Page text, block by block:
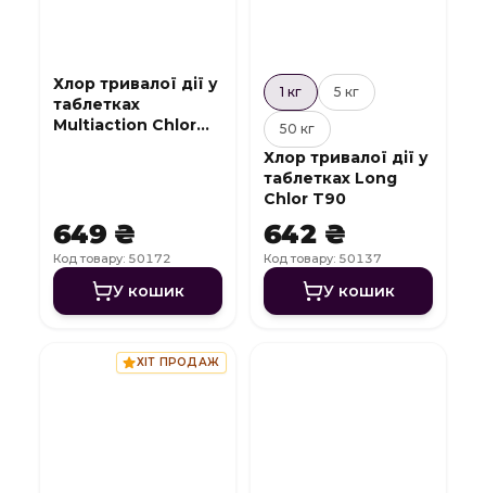
Хлор тривалої дії у
таблетках
Multiaction Chlor
649 ₴
Код товару: 50172
У кошик
1 кг 5 кг
50 кг
Хлор тривалої дії у
таблетках Long
Chlor T90
642 ₴
Код товару: 50137
У кошик
ХІТ ПРОДАЖ